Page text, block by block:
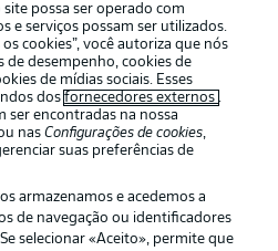
possa ser operado com
e serviços possam ser utilizados.
cookies”, você autoriza que nós
de desempenho, cookies de
de mídias sociais. Esses
dosfornecedores externos .
ser encontradas na nossa
nasConfigurações de cookies,
suas preferências de
armazenamos e acedemos a
de navegação ou identificadores
selecionar «Aceito», permite que